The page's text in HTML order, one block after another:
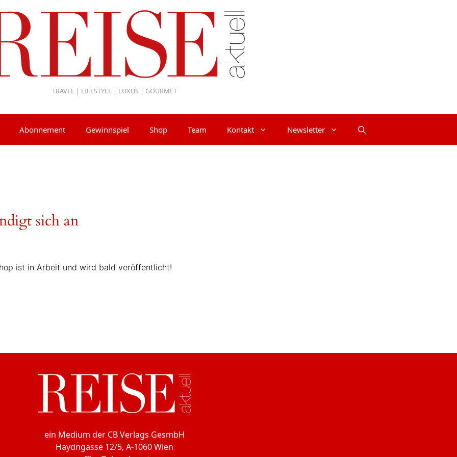
TRAVEL | LIFESTYLE | LUXUS | GOURMET
Abonnement Gewinnspiel Shop Team Kontakt Newsletter
sich an
ist in Arbeit und wird bald veröffentlicht!
ein Medium der CB Verlags GesmbH
Haydngasse 12/5, A-1060 Wien